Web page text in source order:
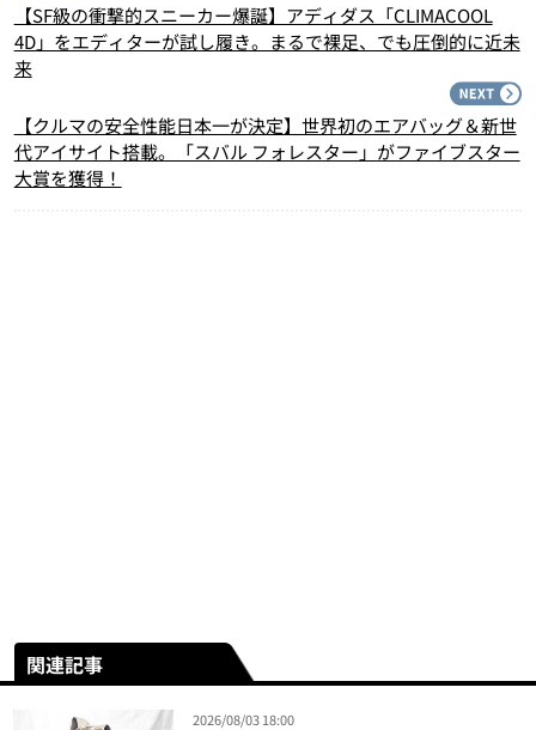
【SF級の衝撃的スニーカー爆誕】アディダス「CLIMACOOL
4D」をエディターが試し履き。まるで裸足、でも圧倒的に近未
来
【クルマの安全性能日本一が決定】世界初のエアバッグ＆新世
代アイサイト搭載。「スバル フォレスター」がファイブスター
大賞を獲得！
関連記事
2026/08/03 18:00